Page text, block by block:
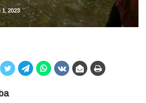
1, 2023